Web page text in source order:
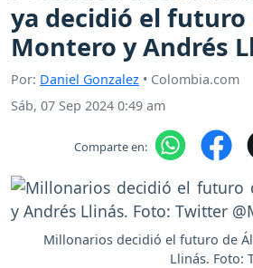
ya decidió el futuro
Montero y Andrés
Por: Daniel Gonzalez • Colombia.com
Sáb, 07 Sep 2024 0:49 am
Comparte en:
Millonarios decidió el futuro de
Llinás. Foto: